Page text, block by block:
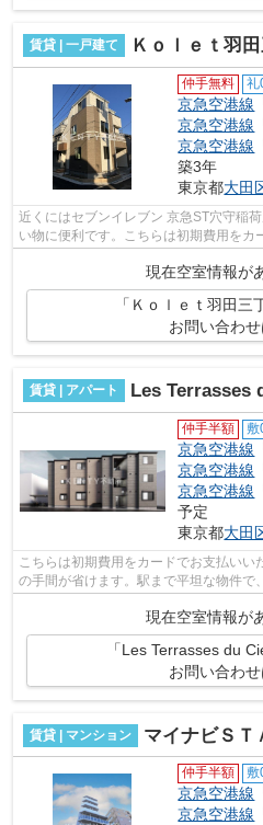
賃貸 | 一戸建て Ｋｏｌｅｔ羽
仲手無料 礼
京急空港線
京急空港線
京急空港線
築3年
東京都大田
近くにはセブンイレブン 京急ST穴守稲
い物に便利です。こちらは初期費用をカ
現在空室情報が
「Ｋｏｌｅｔ羽田三
お問い合わ
賃貸 | アパート Les Terrasses
仲手半額 敷
京急空港線
京急空港線
京急空港線
予定
東京都大田
こちらは初期費用をカードでお支払いい
の手間が省けます。駅まで平坦な物件で
ます。こちらの物件はアパートです。...
現在空室情報が
「Les Terrasses du
お問い合わ
賃貸 | マンション マイナビＳＴ
仲手半額 敷
京急空港線
京急空港線